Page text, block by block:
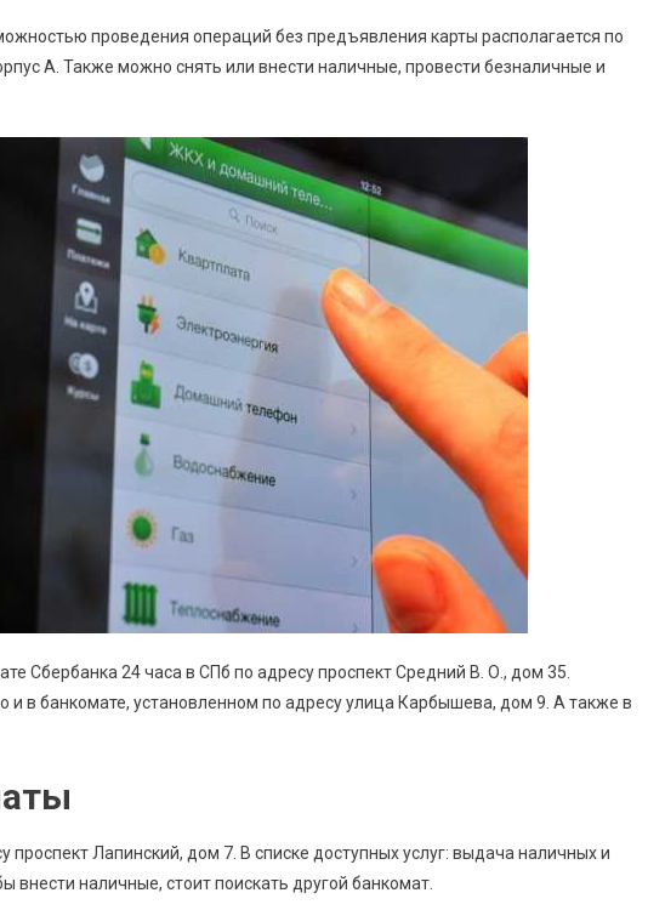
проведения операций без предъявления карты располагается по
А. Также можно снять или внести наличные, провести безналичные и
Сбербанка 24 часа в СПб по адресу проспект Средний В. О., дом 35.
и в банкомате, установленном по адресу улица Карбышева, дом 9. А также в
Лапинский, дом 7. В списке доступных услуг: выдача наличных и
наличные, стоит поискать другой банкомат.